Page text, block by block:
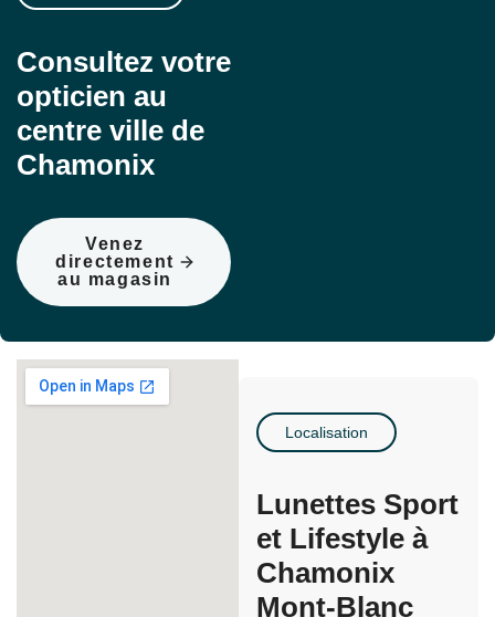
Consultez votre
opticien au
centre ville de
Chamonix
Venez
directement
au magasin
Localisation
Lunettes Sport
et Lifestyle à
Chamonix
Mont-Blanc